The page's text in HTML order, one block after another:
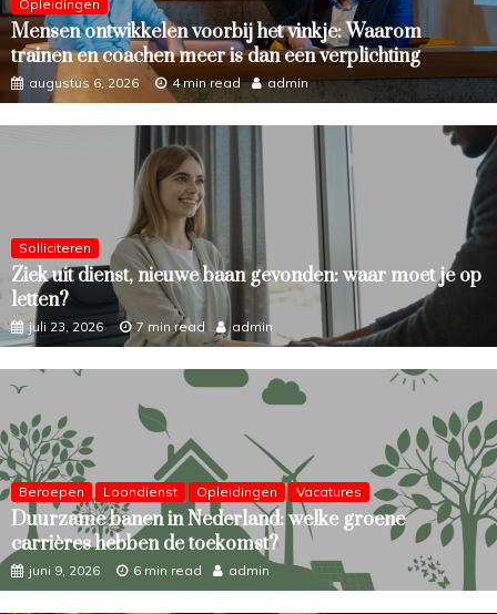
Opleidingen
Mensen ontwikkelen voorbij het vinkje: Waarom
trainen en coachen meer is dan een verplichting
augustus 6, 2026 4 min read admin
Solliciteren
Ziek uit dienst, nieuwe baan gevonden: waar moet je op
letten?
juli 23, 2026 7 min read admin
Beroepen Loondienst Opleidingen Vacatures
Duurzame banen in Nederland: welke groene
carrières hebben de toekomst?
juni 9, 2026 6 min read admin